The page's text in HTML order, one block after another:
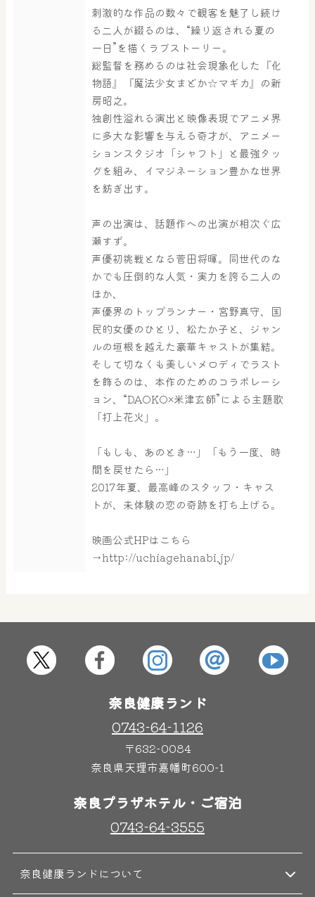
サウナ・岩盤浴
屋内レジャープール グルメ
奈良わんぱくランド
はしゃきっズ
その他施設 ご宿泊
刺激的な作品の数々で観客を魅了し続け
る二人が綴るのは、“繰り返される夏の
一日”を描くラブストーリー。
総監督を務めるのは社会現象化した『化
物語』『魔法少女まどか☆マギカ』の新
房昭之。
独創性溢れる演出と映像表現でアニメ界
に多大な影響を与える奇才が、アニメー
ションスタジオ「シャフト」と最強タッ
グを組み、イマジネーション豊かな世界
を紡ぎ出す。
声の出演は、話題作への出演が相次ぐ広
瀬すず。
声優初挑戦となる菅田将暉。同世代のな
かでも圧倒的な人気・実力を誇る二人の
ほか、
声優界のトップランナー・宮野真守、国
民的女優のひとり、松たか子と、ジャン
ルの垣根を越えた豪華キャストが集結。
そして切なくも美しいメロディでラスト
を飾るのは、本作のためのコラボレーシ
ョン、“DAOKO×米津玄師”による主題歌
「打上花火」。
「もしも、あのとき…」「もう一度、時
間を戻せたら…」
2017年夏、最高峰のスタッフ・キャス
トが、未体験の恋の奇跡を打ち上げる。
映画公式HPはこちら
→http://uchiagehanabi.jp/
奈良健康ランド
0743-64-1126
〒632-0084
奈良県天理市嘉幡町600-1
奈良プラザホテル・ご宿泊
0743-64-3555
奈良健康ランドについて